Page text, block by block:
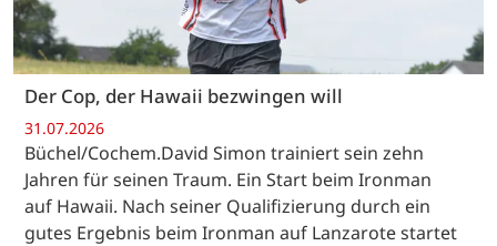
Der Cop, der Hawaii bezwingen will
31.07.2026
Büchel/Cochem.David Simon trainiert sein zehn
Jahren für seinen Traum. Ein Start beim Ironman
auf Hawaii. Nach seiner Qualifizierung durch ein
gutes Ergebnis beim Ironman auf Lanzarote startet